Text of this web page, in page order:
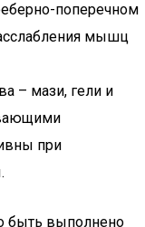
поперечном
мышц
– мази, гели и
при
быть выполнено